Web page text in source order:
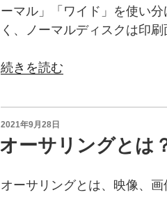
面
特
ーマル」「ワイド」を使い
く、ノーマルディスクは印
“DVD
つ
い
て
豆
続きを読む
投
日:
2021年9月28日
オーサリングとは
オーサリングとは、映像、